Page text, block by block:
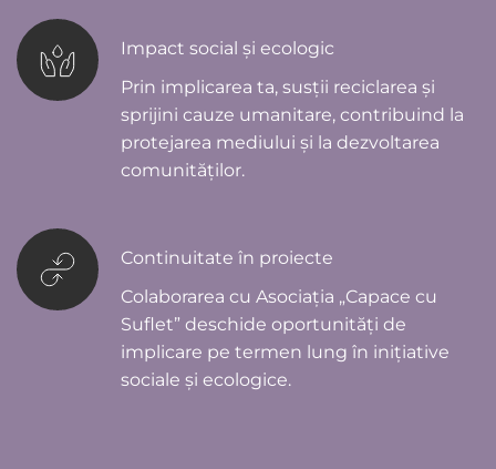
Impact social și ecologic
Prin implicarea ta, susții reciclarea și
sprijini cauze umanitare, contribuind la
protejarea mediului și la dezvoltarea
comunităților.
Continuitate în proiecte
Colaborarea cu Asociația „Capace cu
Suflet” deschide oportunități de
implicare pe termen lung în inițiative
sociale și ecologice.